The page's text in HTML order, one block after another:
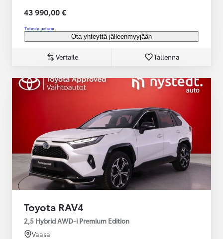
43 990,00 €
Tutustu autoon
Ota yhteyttä jälleenmyyjään
Vertaile Tallenna
Toyota RAV4
2,5 Hybrid AWD-i Premium Edition
Vaasa